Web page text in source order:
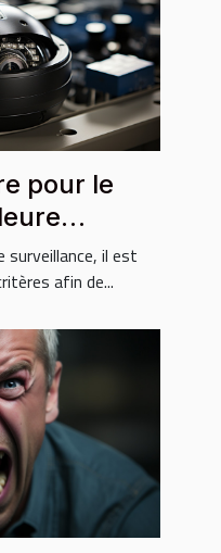
pour le
surveillance, il est
afin de...